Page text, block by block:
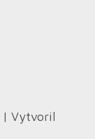
| Vytvoril